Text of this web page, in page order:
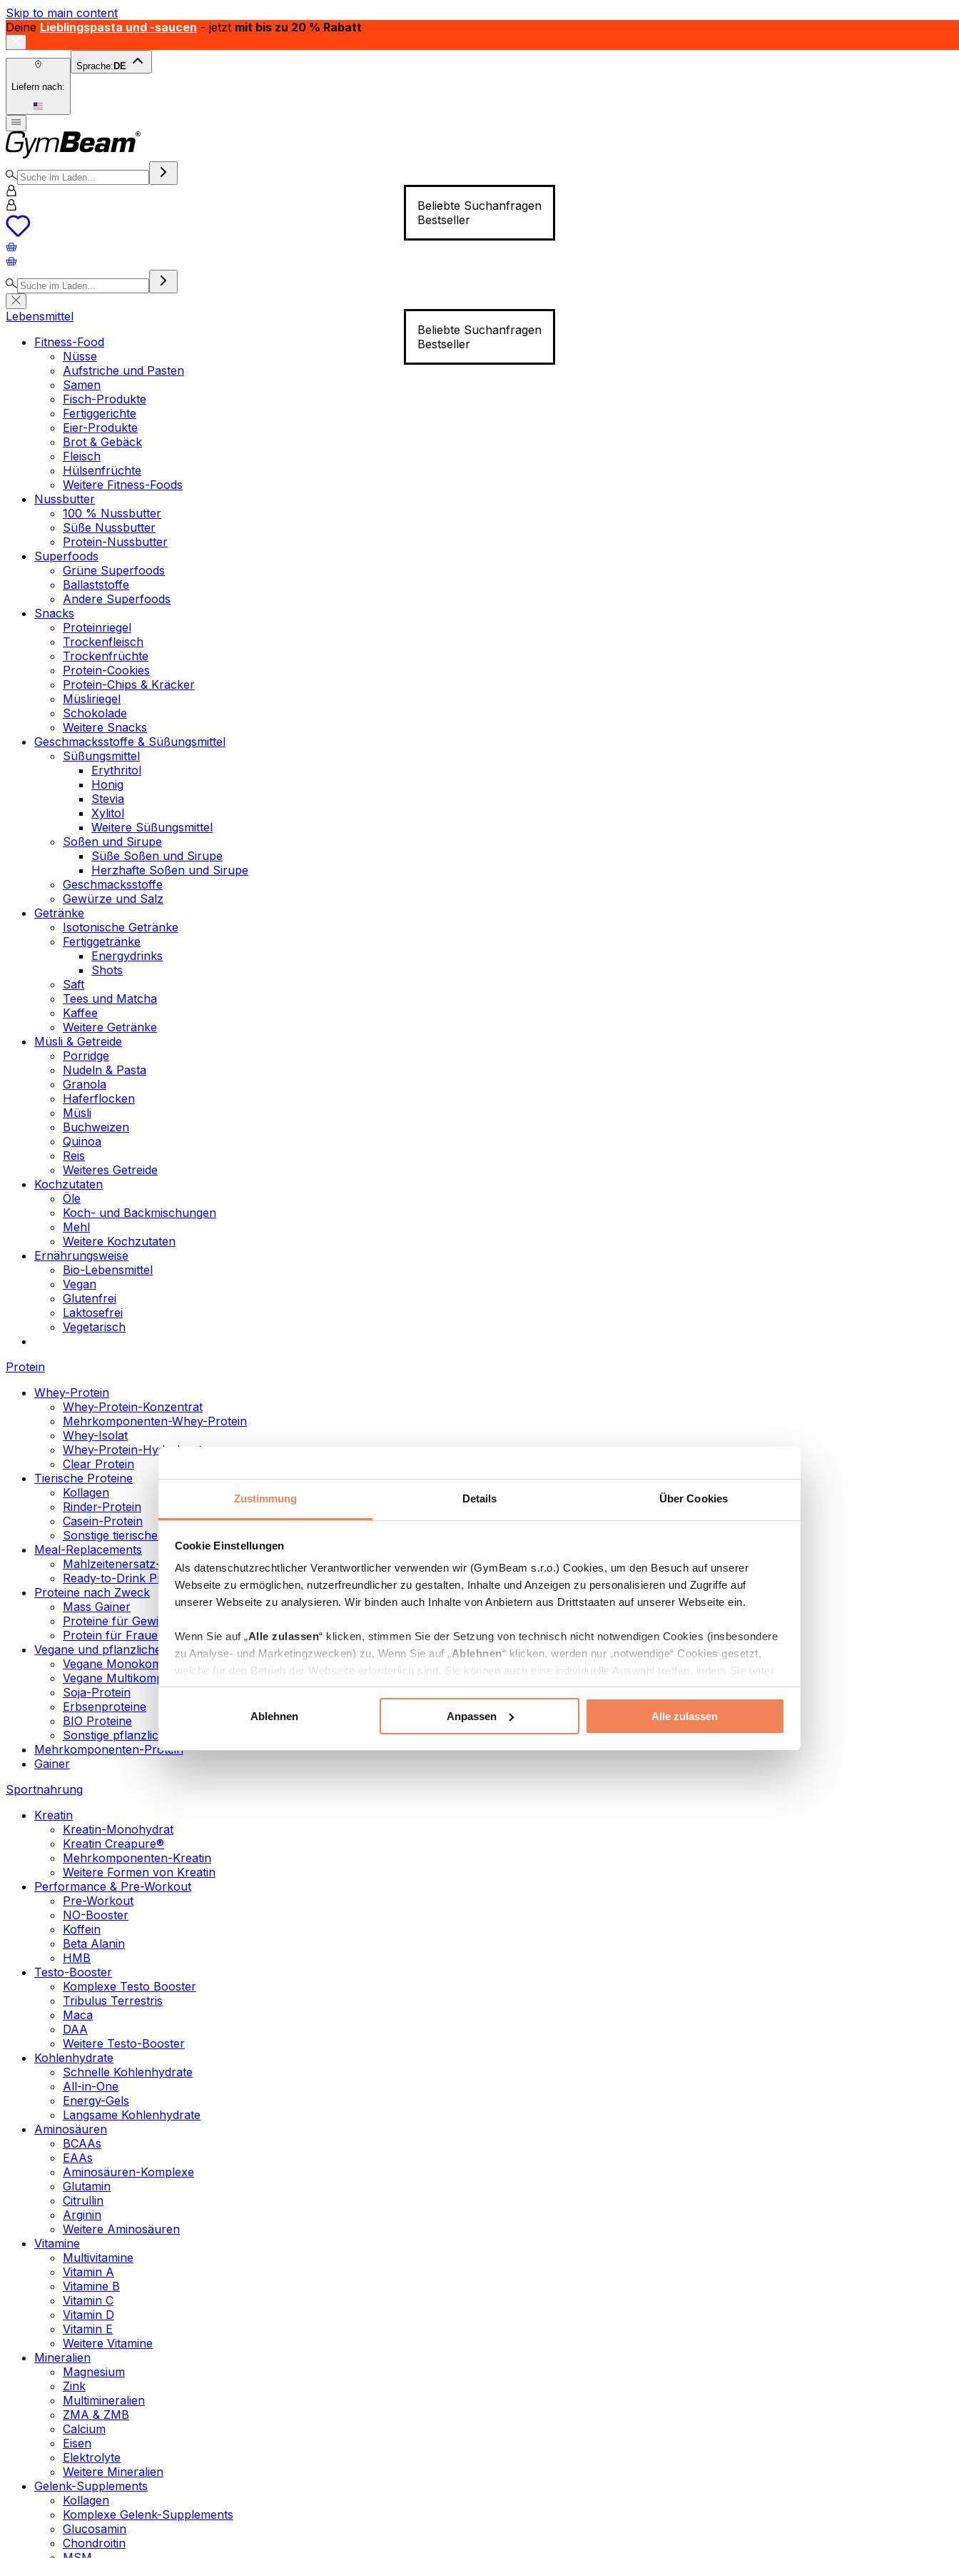
Zustimmung Details Über Cookies
Cookie Einstellungen
Als datenschutzrechtlicher Verantwortlicher verwenden wir (GymBeam s.r.o.) Cookies, um den Besuch auf unserer
Webseite zu ermöglichen, nutzerfreundlicher zu gestalten, Inhalte und Anzeigen zu personalisieren und Zugriffe auf
unserer Webseite zu analysieren. Wir binden auch Inhalte von Anbietern aus Drittstaaten auf unserer Webseite ein.
Wenn Sie auf „Alle zulassen“ klicken, stimmen Sie der Setzung von technisch nicht notwendigen Cookies (insbesondere
zu Analyse- und Marketingzwecken) zu. Wenn Sie auf „Ablehnen“ klicken, werden nur „notwendige“ Cookies gesetzt,
welche für den Betrieb der Webseite erforderlich sind. Sie können auch eine individuelle Auswahl treffen, indem Sie unter
„Anpassen“ einzelne Kategorien an- oder abwählen und „Auswahl erlauben“ klicken.
Weitere Informationen über die Verarbeitung Ihrer Daten finden Sie in den Unterpunkten „Details“ und „Über Cookies“
Ablehnen Anpassen Alle zulassen
Skip to main content
Deine Lieblingspasta und -saucen - jetzt mit bis zu 20 % Rabatt
Liefern nach:
Sprache: DE
Beliebte Suchanfragen
Bestseller
Beliebte Suchanfragen
Bestseller
Lebensmittel
Fitness-Food
Nüsse
Aufstriche und Pasten
Samen
Fisch-Produkte
Fertiggerichte
Eier-Produkte
Brot & Gebäck
Fleisch
Hülsenfrüchte
Weitere Fitness-Foods
Nussbutter
100 % Nussbutter
Süße Nussbutter
Protein-Nussbutter
Superfoods
Grüne Superfoods
Ballaststoffe
Andere Superfoods
Snacks
Proteinriegel
Trockenfleisch
Trockenfrüchte
Protein-Cookies
Protein-Chips & Kräcker
Müsliriegel
Schokolade
Weitere Snacks
Geschmacksstoffe & Süßungsmittel
Süßungsmittel
Erythritol
Honig
Stevia
Xylitol
Weitere Süßungsmittel
Soßen und Sirupe
Süße Soßen und Sirupe
Herzhafte Soßen und Sirupe
Geschmacksstoffe
Gewürze und Salz
Getränke
Isotonische Getränke
Fertiggetränke
Energydrinks
Shots
Saft
Tees und Matcha
Kaffee
Weitere Getränke
Müsli & Getreide
Porridge
Nudeln & Pasta
Granola
Haferflocken
Müsli
Buchweizen
Quinoa
Reis
Weiteres Getreide
Kochzutaten
Öle
Koch- und Backmischungen
Mehl
Weitere Kochzutaten
Ernährungsweise
Bio-Lebensmittel
Vegan
Glutenfrei
Laktosefrei
Vegetarisch
Protein
Whey-Protein
Whey-Protein-Konzentrat
Mehrkomponenten-Whey-Protein
Whey-Isolat
Whey-Protein-Hydrolysat
Clear Protein
Tierische Proteine
Kollagen
Rinder-Protein
Casein-Protein
Sonstige tierische Proteine
Meal-Replacements
Mahlzeitenersatz-Pulver
Ready-to-Drink Proteingetränke
Proteine nach Zweck
Mass Gainer
Proteine für Gewichtsverlust
Protein für Frauen
Vegane und pflanzliche Proteine
Vegane Monokomponenten-Proteine
Vegane Multikomponenten-Proteine
Soja-Protein
Erbsenproteine
BIO Proteine
Sonstige pflanzliche Proteine
Mehrkomponenten-Protein
Gainer
Sportnahrung
Kreatin
Kreatin-Monohydrat
Kreatin Creapure®
Mehrkomponenten-Kreatin
Weitere Formen von Kreatin
Performance & Pre-Workout
Pre-Workout
NO-Booster
Koffein
Beta Alanin
HMB
Testo-Booster
Komplexe Testo Booster
Tribulus Terrestris
Maca
DAA
Weitere Testo-Booster
Kohlenhydrate
Schnelle Kohlenhydrate
All-in-One
Energy-Gels
Langsame Kohlenhydrate
Aminosäuren
BCAAs
EAAs
Aminosäuren-Komplexe
Glutamin
Citrullin
Arginin
Weitere Aminosäuren
Vitamine
Multivitamine
Vitamin A
Vitamine B
Vitamin C
Vitamin D
Vitamin E
Weitere Vitamine
Mineralien
Magnesium
Zink
Multimineralien
ZMA & ZMB
Calcium
Eisen
Elektrolyte
Weitere Mineralien
Gelenk-Supplements
Kollagen
Komplexe Gelenk-Supplements
Glucosamin
Chondroitin